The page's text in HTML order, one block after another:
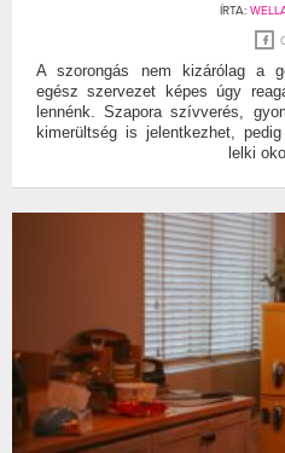
ÍRTA:
A szorongás nem kizárólag a
egész szervezet képes úgy
lennénk. Szapora szívverés,
kimerültség is jelentkezhet,
lelki